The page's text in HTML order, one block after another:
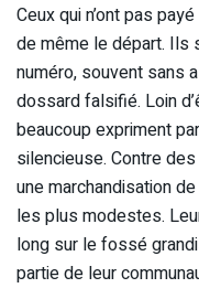
Ceux qui n’ont pas
de même le départ. Ils
numéro, souvent sans
dossard falsifié. Loin
beaucoup expriment
silencieuse. Contre
une marchandisation
les plus modestes.
long sur le fossé
partie de leur